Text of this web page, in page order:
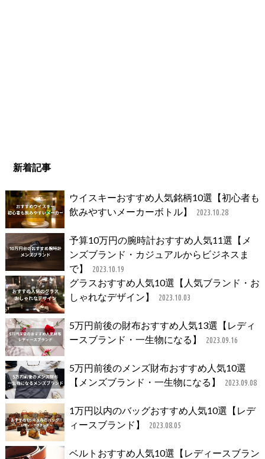
新着記事
ウイスキーおすすめ人気銘柄10選【初心者も
飲みやすいメーカーボトル】
2023.10.28
予算10万円の腕時計おすすめ人気11選【メ
ンズブランド・カジュアルからビジネスま
で】
2023.10.19
グラスおすすめ人気10選【人気ブランド・お
しゃれなデザイン】
2023.10.03
5万円前後の財布おすすめ人気13選【レディ
ースブランド・一生物になる】
2023.09.16
5万円前後のメンズ財布おすすめ人気10選
【メンズブランド・一生物になる】
2023.09.08
1万円以内のバッグおすすめ人気10選【レデ
ィースブランド】
2023.08.05
ベルトおすすめ人気10選【レディースブラン